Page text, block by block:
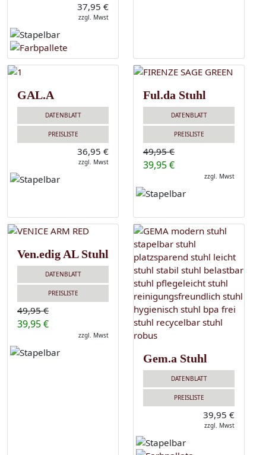
37,95 €
zzgl. Mwst
GAL.A
DATENBLATT
PREISLISTE
36,95 €
zzgl. Mwst
Ful.da Stuhl
DATENBLATT
PREISLISTE
49,95 €
39,95 €
zzgl. Mwst
Ven.edig AL Stuhl
DATENBLATT
PREISLISTE
49,95 €
39,95 €
zzgl. Mwst
Gem.a Stuhl
DATENBLATT
PREISLISTE
39,95 €
zzgl. Mwst